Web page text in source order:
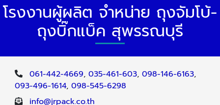
โรงงานผู้ผลิต จำหน่าย ถุงจัมโบ้-
ถุงบิ๊กแบ็ค สุพรรณบุรี
061-442-4669, 035-461-603, 098-146-6163,
093-496-1614, 098-545-6298
info@jrpack.co.th